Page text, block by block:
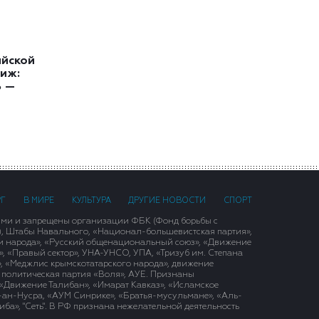
—
В МИРЕ КУЛЬТУРА ДРУГИЕ НОВОСТИ СПОРТ
и запрещены организации ФБК (Фонд борьбы с
Штабы Навального, «Национал-большевистская партия»,
народа», «Русский общенациональный союз», «Движение
«Правый сектор», УНА-УНСО, УПА, «Тризуб им. Степана
крымскотатарского народа», движение
политическая партия «Воля», АУЕ. Признаны
Талибан», «Имарат Кавказ», «Исламское
Нусра, «АУМ Синрике», «Братья-мусульмане», «Аль-
"Сеть". В РФ признана нежелательной деятельность